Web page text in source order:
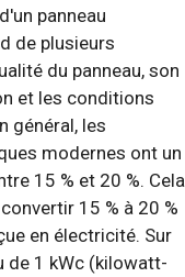
panneau
de plusieurs
du panneau, son
et les conditions
général, les
modernes ont un
15 % et 20 %. Cela
15 % à 20 %
en électricité. Sur
de 1 kWc (kilowatt-